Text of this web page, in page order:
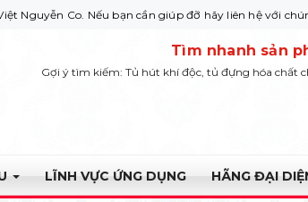
Co. Nếu bạn cần giúp đỡ hãy liên hệ với chúng tôi
Tìm nhanh sản
Gợi ý tìm kiếm: Tủ hút khí độc, tủ đựng hóa chất
LĨNH VỰC ỨNG DỤNG HÃNG ĐẠI